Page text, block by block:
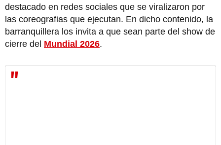
destacado en redes sociales que se viralizaron por
las coreografias que ejecutan. En dicho contenido, la
barranquillera los invita a que sean parte del show de
cierre del Mundial 2026.